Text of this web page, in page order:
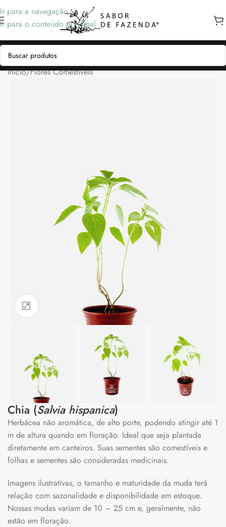
Ir para a navegação
Ir para o conteúdo principal
Início/Flores Comestíveis
Clique para ampliar
Chia (Salvia hispanica)
Herbácea não aromática, de alto porte, podendo atingir até 1
m de altura quando em floração. Ideal que seja plantada
diretamente em canteiros. Suas sementes são comestíveis e
folhas e sementes são consideradas medicinais.
Imagens ilustrativas, o tamanho e maturidade da muda terá
relação com sazonalidade e disponibilidade em estoque.
Nossas mudas variam de 10 – 25 cm e, geralmente, não
estão em floração.